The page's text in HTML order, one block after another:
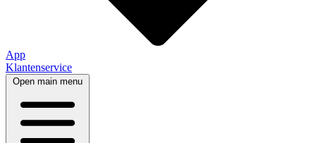
App
Klantenservice
Open main menu